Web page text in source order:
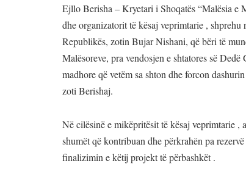
Ejllo Berisha – Kryetari i Shoqatës “Malësia e
dhe organizatorit të kësaj veprimtarie ,
Republikës, zotin Bujar Nishani, që bëri të
Malësoreve, pra vendosjen e shtatores së
madhore që vetëm sa shton dhe forcon
zoti Berishaj.
Në cilësinë e mikëpritësit të kësaj veprimtarie ,
shumët që kontribuan dhe përkrahën pa
finalizimin e këtij projekt të përbashkët .